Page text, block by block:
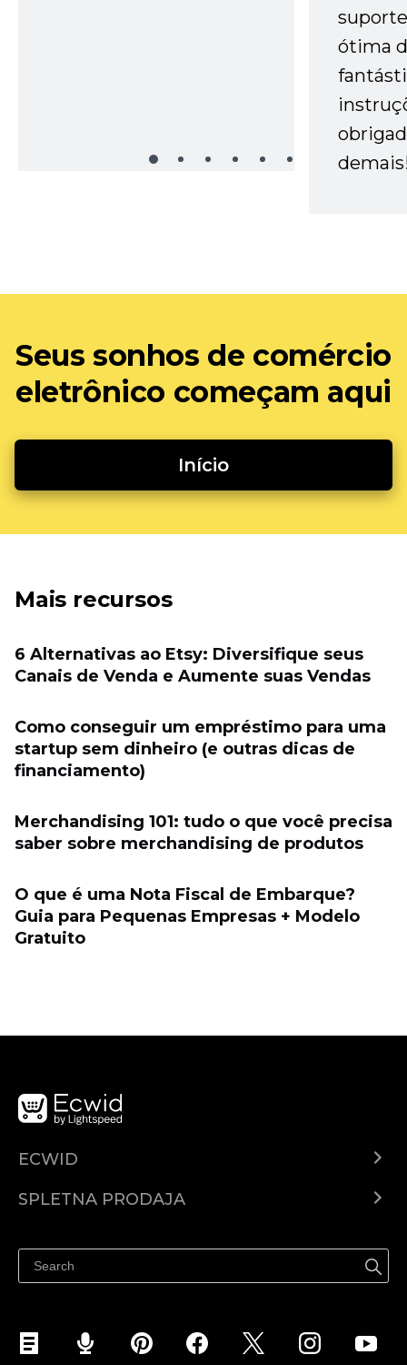
ótima
Seus sonhos de comércio
eletrônico começam aqui
Início
Mais recursos
6 Alternativas ao Etsy: Diversifique seus
Canais de Venda e Aumente suas Vendas
Como conseguir um empréstimo para uma
startup sem dinheiro (e outras dicas de
financiamento)
Merchandising 101: tudo o que você precisa
saber sobre merchandising de produtos
O que é uma Nota Fiscal de Embarque?
Guia para Pequenas Empresas + Modelo
Gratuito
ECWID
SPLETNA PRODAJA
Prodaja na Instagramu